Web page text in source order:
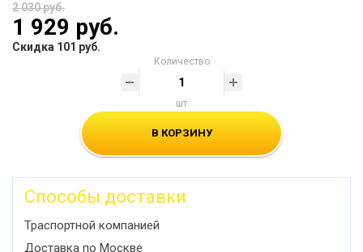
2 030 руб.
1 929 руб.
Скидка 101 руб.
Количество
шт
В КОРЗИНУ
Способы доставки
Траспортной компанией
Доставка по Москве